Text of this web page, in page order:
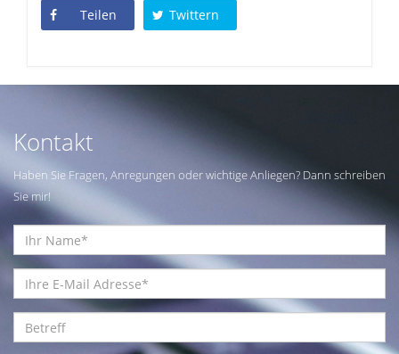
Teilen Twittern
Kontakt
Haben Sie Fragen, Anregungen oder wichtige Anliegen? Dann schreiben
Sie mir!